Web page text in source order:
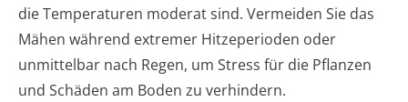
die Temperaturen moderat sind. Vermeiden Sie das
Mähen während extremer Hitzeperioden oder
unmittelbar nach Regen, um Stress für die Pflanzen
und Schäden am Boden zu verhindern.